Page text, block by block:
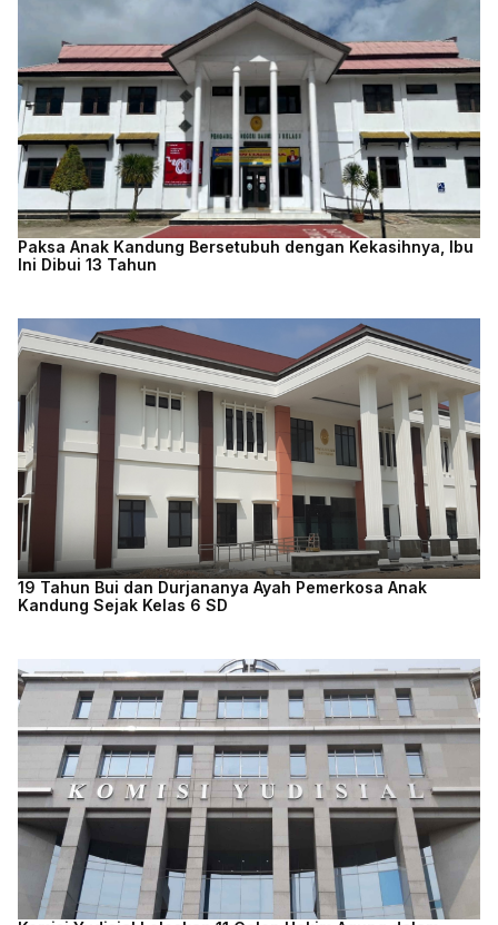
Paksa Anak Kandung Bersetubuh dengan Kekasihnya, Ibu
Ini Dibui 13 Tahun
19 Tahun Bui dan Durjananya Ayah Pemerkosa Anak
Kandung Sejak Kelas 6 SD